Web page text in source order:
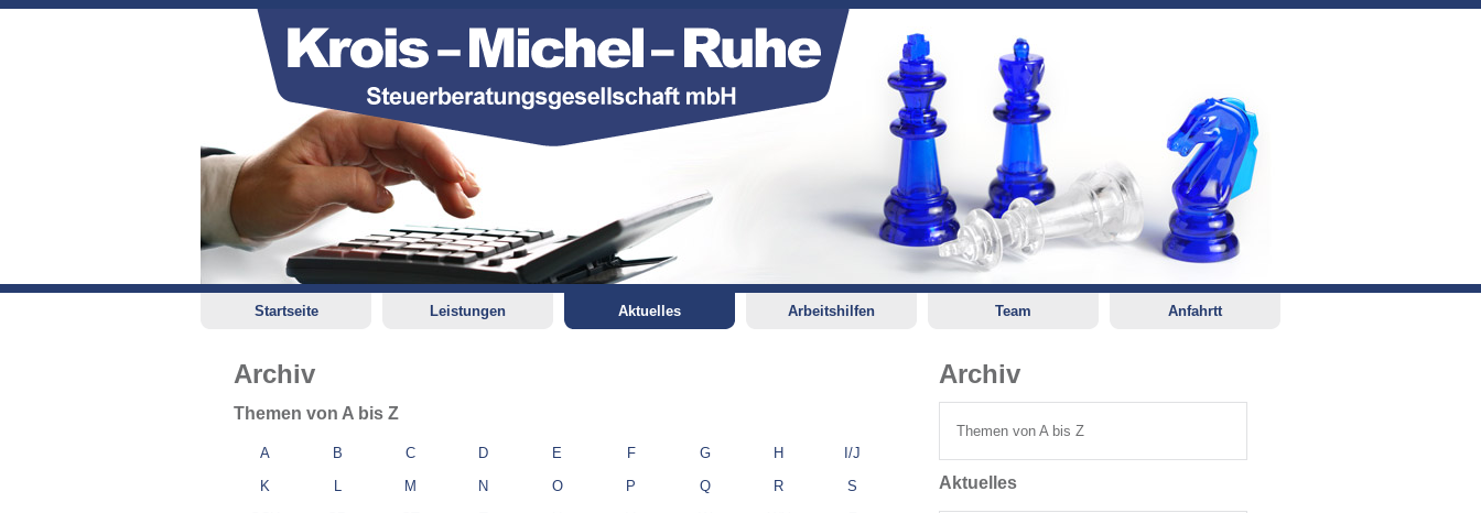
Startseite Leistungen Aktuelles Arbeitshilfen Team Anfahrtt
Archiv
Themen von A bis Z
A B C D E F G H
I/J
K
L M N O P Q R
S
Archiv
Themen von A bis Z
Aktuelles